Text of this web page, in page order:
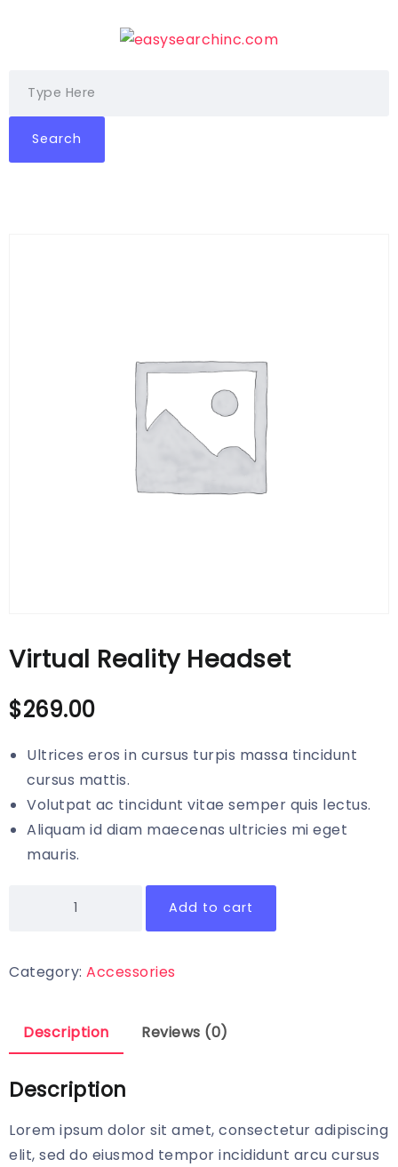
Search
Virtual Reality Headset
$269.00
Ultrices eros in cursus turpis massa tincidunt
cursus mattis.
Volutpat ac tincidunt vitae semper quis lectus.
Aliquam id diam maecenas ultricies mi eget
mauris.
Add to cart
Category: Accessories
Description Reviews (0)
Description
Lorem ipsum dolor sit amet, consectetur adipiscing
elit, sed do eiusmod tempor incididunt arcu cursus